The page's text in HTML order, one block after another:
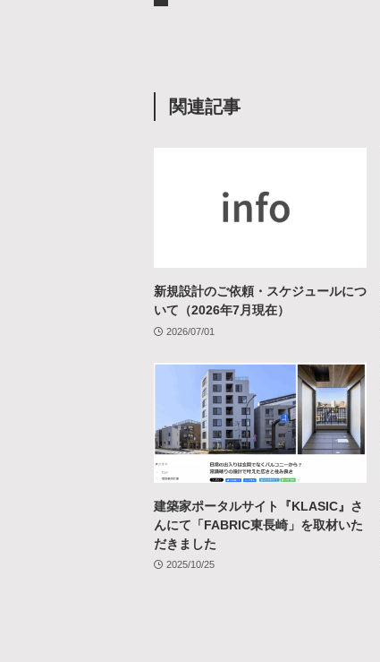
関連記事
新規設計のご依頼・スケジュールにつ
いて（2026年7月現在）
2026/07/01
建築家ポータルサイト『KLASIC』さ
んにて「FABRIC東長崎」を取材いた
だきました
2025/10/25